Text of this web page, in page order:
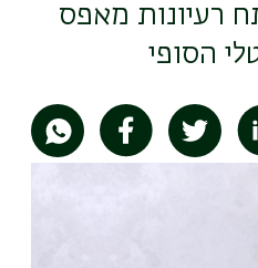
רעיונות מאפס
הסופי